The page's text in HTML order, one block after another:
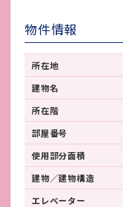
物件情報
所在地
建物名
所在階
部屋番号
使用部分面積
建物／建物構造
エレベーター